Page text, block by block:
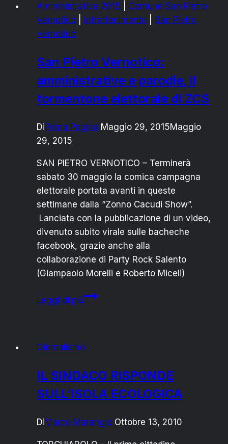
OTTOBRE,
CONVOCATO
COMUNALE
Amministrative 2015
Comune San Pietro
Vernotico
Intrattenimento
San Pietro
Vernotico
San Pietro Vernotico:
amministrative e parodie, il
tormentone elettorale di ZCS
DiPrima Pagina Maggio 29, 2015Maggio
29, 2015
SAN PIETRO VERNOTICO – Terminerà
sabato 30 maggio la comica campagna
elettorale portata avanti in queste
settimane dalla “Zonno Cacudi Show”.
Lanciata con la pubblicazione di un video,
divenuto subito virale sulle bacheche
facebook, grazie anche alla
collaborazione di Party Rock Salento
(Giampaolo Morelli e Roberto Miceli)
Leggi di piùSan
e
il
tormentone
di
Giornalismo
IL SINDACO RISPONDE
SULL’ISOLA ECOLOGICA
DiMarco Marangio Ottobre 13, 2010